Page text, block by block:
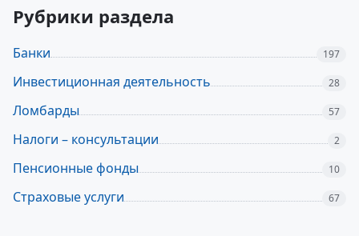
Рубрики раздела
Банки 197
Инвестиционная деятельность 28
Ломбарды 57
Налоги – консультации 2
Пенсионные фонды 10
Страховые услуги 67